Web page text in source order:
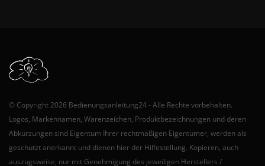
© Copyright 2026 Bedienungsanleitung24 - Alle Rechte vorbehalten.
Logos, Markennamen, Warenzeichen, Produktbezeichnungen und deren
Abkürzungen sind Eigentum Ihrer rechtmäßigen Eigentümer, werden als
geschützt anerkannt und dienen hier der Hilfestellung. Kopieren, auch
auszugsweise, nur mit Genehmigung des jeweiligen Herstellers /